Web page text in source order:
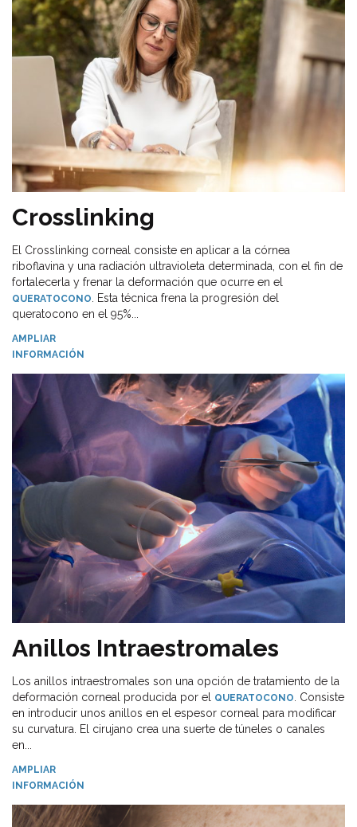
Crosslinking
El Crosslinking corneal consiste en aplicar a la córnea
riboflavina y una radiación ultravioleta determinada, con el fin de
fortalecerla y frenar la deformación que ocurre en el
QUERATOCONO
. Esta técnica frena la progresión del
queratocono en el 95%...
AMPLIAR
INFORMACIÓN
Anillos Intraestromales
Los anillos intraestromales son una opción de tratamiento de la
deformación corneal producida por el
QUERATOCONO
. Consiste
en introducir unos anillos en el espesor corneal para modificar
su curvatura. El cirujano crea una suerte de túneles o canales
en...
AMPLIAR
INFORMACIÓN